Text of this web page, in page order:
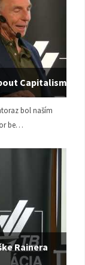
Capitalism
bol naším
be…
Rainera